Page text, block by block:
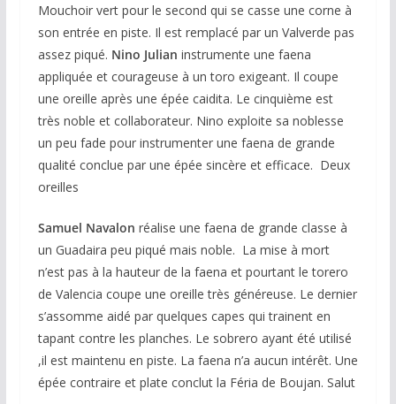
Mouchoir vert pour le second qui se casse une corne à
son entrée en piste. Il est remplacé par un Valverde pas
assez piqué. Nino Julian instrumente une faena
appliquée et courageuse à un toro exigeant. Il coupe
une oreille après une épée caidita. Le cinquième est
très noble et collaborateur. Nino exploite sa noblesse
un peu fade pour instrumenter une faena de grande
qualité conclue par une épée sincère et efficace. Deux
oreilles
Samuel Navalon réalise une faena de grande classe à
un Guadaira peu piqué mais noble. La mise à mort
n’est pas à la hauteur de la faena et pourtant le torero
de Valencia coupe une oreille très généreuse. Le dernier
s’assomme aidé par quelques capes qui trainent en
tapant contre les planches. Le sobrero ayant été utilisé
,il est maintenu en piste. La faena n’a aucun intérêt. Une
épée contraire et plate conclut la Féria de Boujan. Salut